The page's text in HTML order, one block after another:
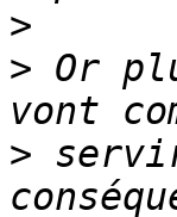
>
> Or
>